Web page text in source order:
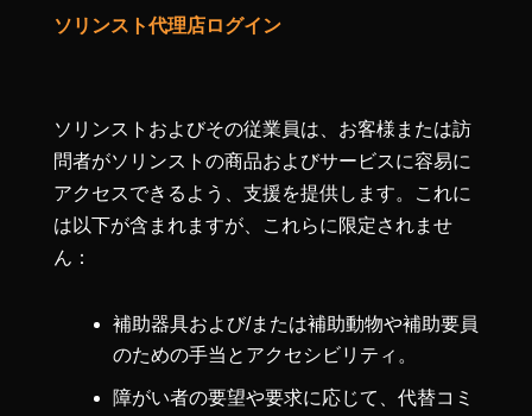
ソリンスト代理店ログイン
ソリンストおよびその従業員は、お客様または訪
問者がソリンストの商品およびサービスに容易に
アクセスできるよう、支援を提供します。これに
は以下が含まれますが、これらに限定されませ
ん：
補助器具および/または補助動物や補助要員
のための手当とアクセシビリティ。
障がい者の要望や要求に応じて、代替コミ